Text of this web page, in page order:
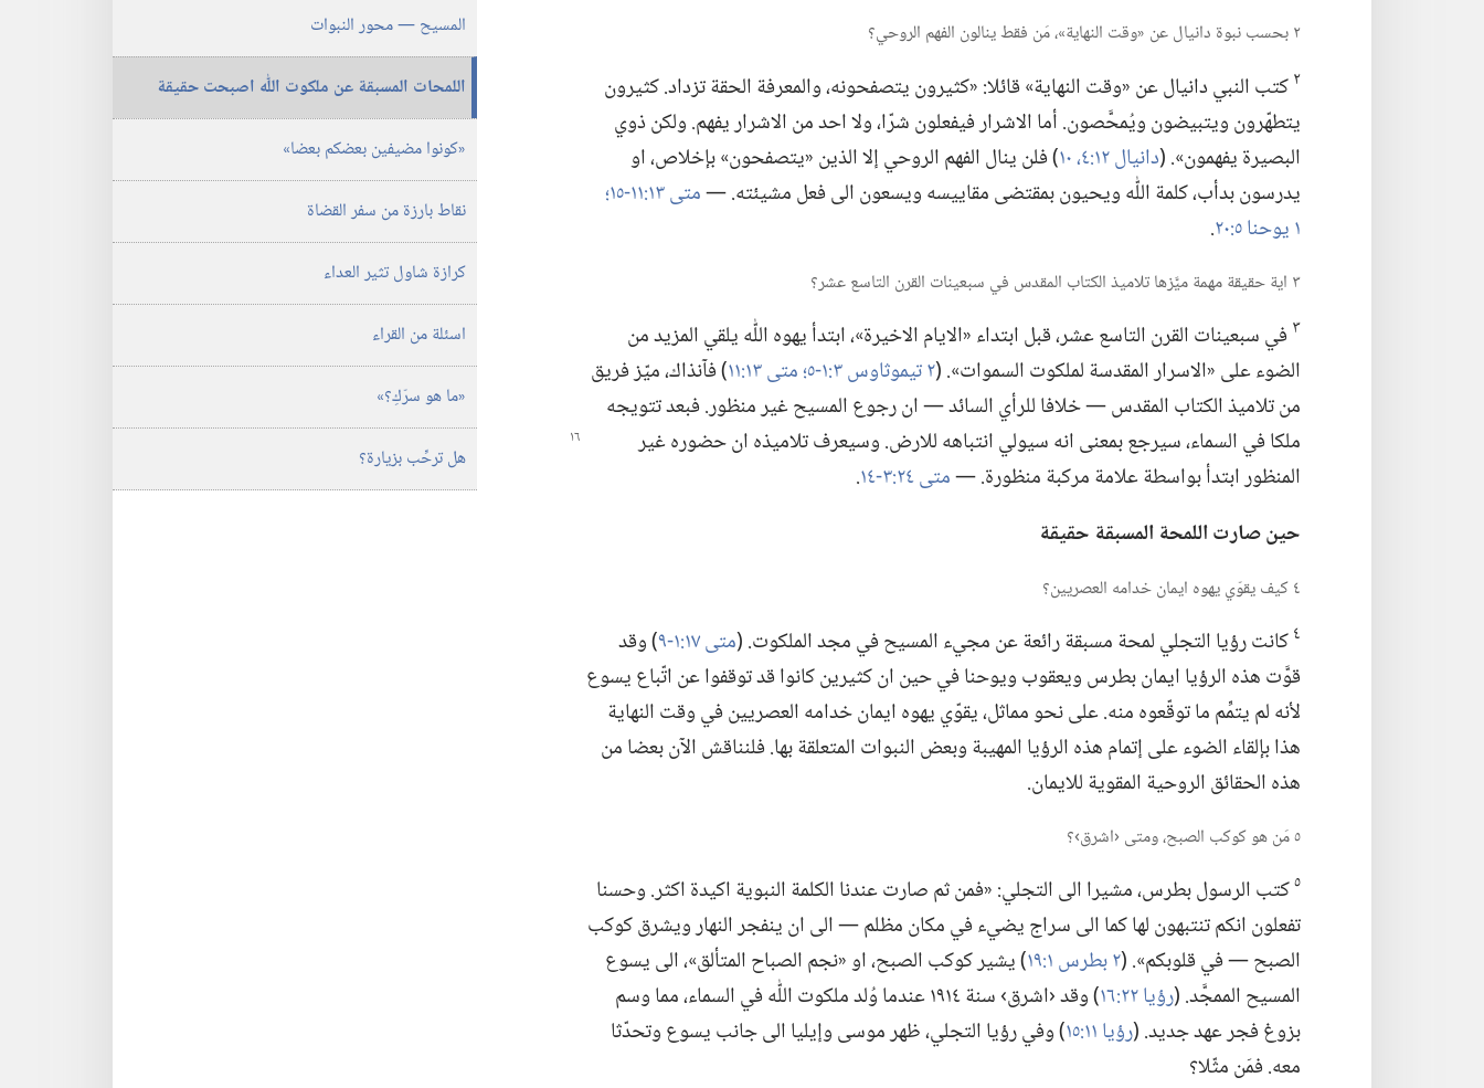
٢ بحسب نبوة دانيال عن «وقت النهاية»،‏ مَن فقط ينالون الفهم الروحي؟‏
٢كتب النبي دانيال عن «وقت النهاية» قائلا:‏ «كثيرون يتصفحونه،‏ والمعرفة الحقة تزداد.‏ كثيرون
يتطهّرون ويتبيضون ويُمحَّصون.‏ أما الاشرار فيفعلون شرّا،‏ ولا احد من الاشرار يفهم.‏ ولكن ذوي
البصيرة يفهمون».‏ (‏دانيال ١٢:‏٤،‏
‏)‏ فلن ينال الفهم الروحي إلا الذين «يتصفحون» بإخلاص،‏ او
يدرسون بدأب،‏ كلمة اللّٰه ويحيون بمقتضى مقاييسه ويسعون الى فعل مشيئته.‏ —‏متى ١٣:‏١١-‏١٥؛‏
١ يوحنا ٥:‏٢٠
‏.‏
٣ اية حقيقة مهمة ميَّزها تلاميذ الكتاب المقدس في سبعينات القرن التاسع عشر؟‏
٣ في سبعينات القرن التاسع عشر،‏ قبل ابتداء «الايام الاخيرة»،‏ ابتدأ يهوه اللّٰه يلقي المزيد من
الضوء على «الاسرار المقدسة لملكوت السموات».‏ (‏٢ تيموثاوس ٣:‏١-‏٥؛‏ متى ١٣:‏١١
‏)‏ فآ‌نذاك،‏ ميّز فريق
من تلاميذ الكتاب المقدس —‏ خلافا للرأي السائد —‏ ان رجوع المسيح غير منظور.‏ فبعد تتويجه
ملكا في السماء،‏ سيرجع بمعنى انه سيوليانتباهه للارض.‏ وسيعرف تلاميذه ان حضوره غير
المنظور ابتدأ بواسطة علامة مركبة منظورة.‏ —‏متى ٢٤:‏٣-‏١٤
‏.‏
حين صارت اللمحة المسبقة حقيقة
٤ كيف يقوّي يهوه ايمان خدامه العصريين؟‏
٤كانت رؤيا التجلي لمحة مسبقة رائعة عن مجيء المسيح في مجد الملكوت.‏ (‏متى ١٧:‏١-‏٩
‏)‏ وقد
قوَّت هذه الرؤيا ايمان بطرس ويعقوب ويوحنا في حين ان كثيرين كانوا قد توقفوا عن اتّباع يسوع
لأنه لم يتمِّم ما توقّعوه منه.‏ على نحو مماثل،‏ يقوّي يهوه ايمان خدامه العصريين في وقت النهاية
هذا بإلقاء الضوء على إتمام هذه الرؤيا المهيبة وبعض النبوات المتعلقة بها.‏ فلنناقش الآن بعضا من
هذه الحقائق الروحية المقوية للايمان.‏
٥ مَن هو كوكب الصبح،‏ ومتى ‹اشرق›؟‏
٥كتب الرسول بطرس،‏ مشيرا الى التجلي:‏ «فمن ثم صارت عندنا الكلمة النبوية اكيدة اكثر.‏ وحسنا
تفعلون انكم تنتبهون لها كما الى سراج يضيء في مكان مظلم —‏ الى ان ينفجر النهار ويشرق كوكب
الصبح —‏ في قلوبكم».‏ (‏٢ بطرس ١:‏١٩
‏)‏ يشير كوكب الصبح،‏ او «نجم الصباح المتألق»،‏ الى يسوع
المسيح الممجَّد.‏ (‏رؤيا ٢٢:‏١٦
‏)‏ وقد ‹اشرق› سنة ١٩١٤ عندما وُلد ملكوت اللّٰه في السماء،‏ مما وسم
بزوغ فجر عهد جديد.‏ (‏رؤيا ١١:‏١٥
‏)‏ وفي رؤيا التجلي،‏ ظهر موسى وإيليا الى جانب يسوع وتحدّثا
معه.‏ فمَن مثّلا؟‏
المسيح —‏ محور النبوات
اللمحات المسبقة عن ملكوت اللّٰه اصبحت حقيقة
‏«كونوا مضيفين بعضكم بعضا»‏
نقاط بارزة من سفر القضاة
كرازة شاول تثير العداء
اسئلة من القراء
‏«ما هو سرّكِ؟‏»‏
هل ترحِّب بزيارة؟‏